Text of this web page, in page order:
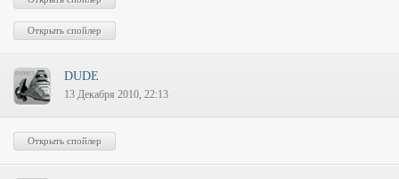
DUDE
13 Декабря 2010, 22:13